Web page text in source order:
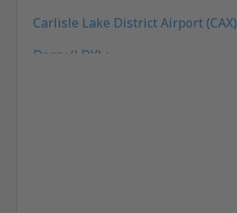
Carlisle Lake District Airport (CAX)
Derry (LDY)